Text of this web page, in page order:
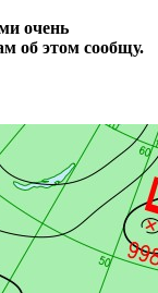
очень
об этом сообщу.